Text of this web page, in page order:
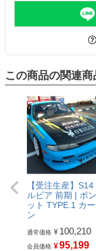
この商品の関連商
【受注生産】S14
ルビア 前期 | ボ
ット TYPE.1 カ
ン
通常価格 ¥ 100,210
会員価格 ¥95,199